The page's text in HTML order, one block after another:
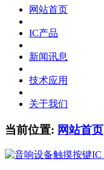
网站首页
IC产品
新闻讯息
技术应用
关于我们
当前位置: 网站首页